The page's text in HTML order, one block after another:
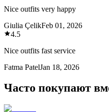
Nice outfits very happy
Giulia ÇelikFeb 01, 2026
4.5
Nice outfits fast service
Fatma PatelJan 18, 2026
Часто покупают